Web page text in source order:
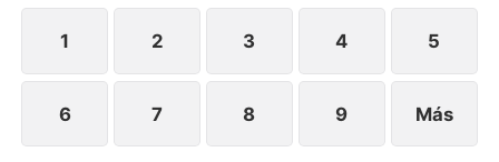
se convierte en diseñadora de joyas y reencuentra
a su verdadera madre.
1 2 3 4 5
6 7 8 9 Más